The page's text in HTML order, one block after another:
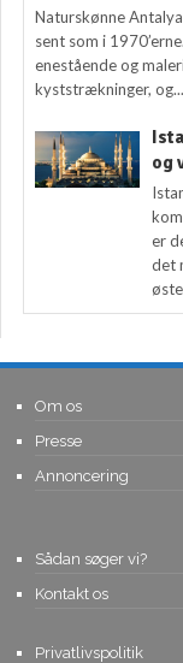
Naturskønne
sent som i
enestående og
kyststrækninger, og...
og
er
det
Om os
Presse
Annoncering
Sådan søger vi?
Kontakt os
Privatlivspolitik